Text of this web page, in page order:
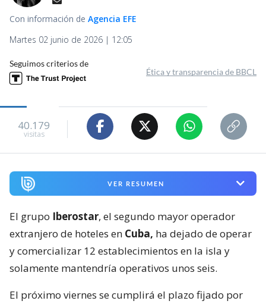
Con información de Agencia EFE
Martes 02 junio de 2026 | 12:05
Seguimos criterios de
Ética y transparencia de BBCL
40.179
visitas
VER RESUMEN
El grupo Iberostar, el segundo mayor operador
extranjero de hoteles en Cuba, ha dejado de operar
y comercializar 12 establecimientos en la isla y
solamente mantendría operativos unos seis.
El próximo viernes se cumplirá el plazo fijado por